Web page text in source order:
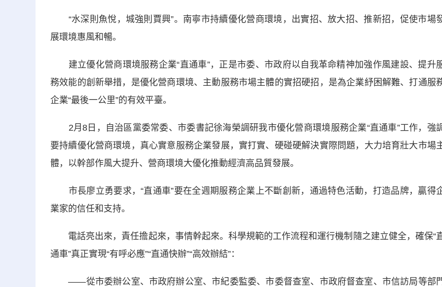
“水深則魚悅，城強則賈興”。南寧市持續優化營商環境，出實招、放大招、推新招，促使市場
展環境惠風和暢。
建立優化營商環境服務企業“直通車”，正是市委、市政府以自我革命精神加強作風建設、提升
務效能的創新舉措，是優化營商環境、主動服務市場主體的實招硬招，是為企業紓困解難、打通服
企業“最後一公里”的有效平臺。
2月8日，自治區黨委常委、市委書記徐海榮調研我市優化營商環境服務企業“直通車”工作，強
要持續優化營商環境，真心實意服務企業發展，實打實、硬碰硬解決實際問題，大力培育壯大市場
體，以幹部作風大提升、營商環境大優化推動經濟高品質發展。
市長廖立勇要求，“直通車”要在全週期服務企業上不斷創新，通過特色活動，打造品牌，贏得
業家的信任和支持。
電話亮出來，責任擔起來，事情幹起來。科學規範的工作流程和運行機制隨之建立健全，確保“
通車”真正實現“有呼必應”“直通快辦”“高效辦結”：
——從市委辦公室、市政府辦公室、市紀委監委、市委督查室、市政府督查室、市信訪局等部